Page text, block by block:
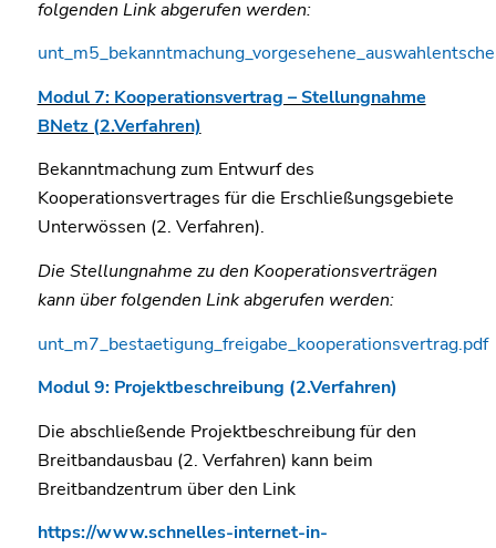
folgenden Link abgerufen werden:
Modul 7: Kooperationsvertrag – Stellungnahme
BNetz (2.Verfahren)
Bekanntmachung zum Entwurf des
Kooperationsvertrages für die Erschließungsgebiete
Unterwössen (2. Verfahren).
Die Stellungnahme zu den Kooperationsverträgen
kann über folgenden Link abgerufen werden:
unt_m7_bestaetigung_freigabe_kooperationsvertrag.pdf
Modul 9: Projektbeschreibung (2.Verfahren)
Die abschließende Projektbeschreibung für den
Breitbandausbau (2. Verfahren) kann beim
Breitbandzentrum über den Link
https://www.schnelles-internet-in-